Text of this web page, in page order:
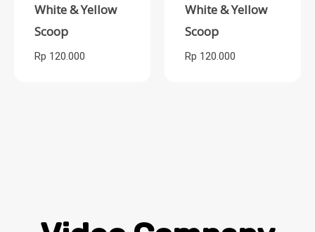
White & Yellow
Scoop
Rp 120.000
White & Yellow
Scoop
Rp 120.000